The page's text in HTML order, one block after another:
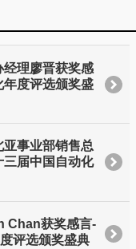
经理廖晋获奖感
年度评选颁奖盛
事业部销售总
三届中国自动化
Chan获奖感言-
评选颁奖盛典